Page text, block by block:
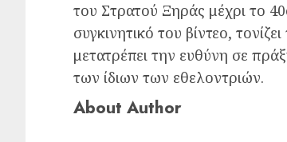
του Στρατού Ξηράς μέχρι το
συγκινητικό του βίντεο,
μετατρέπει την ευθύνη σε
των ίδιων των εθελοντριών.
About Author